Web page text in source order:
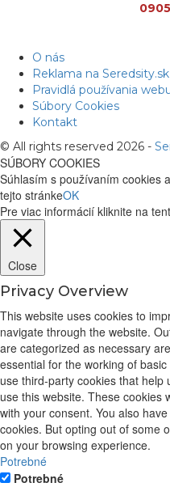
O nás
Reklama na Seredsity.sk
Pravidlá používania
Súbory Cookies
Kontakt
© All rights reserved 2026 -
SÚBORY COOKIES
Súhlasím s používaním cookies
tejto stránkeOK
Pre viac informácií kliknite na
Close
Privacy Overview
This website uses cookies to
navigate through the website.
are categorized as necessary
essential for the working of
use third-party cookies that help
use this website. These cookies
with your consent. You also
cookies. But opting out of some
on your browsing experience.
Potrebné
Potrebné